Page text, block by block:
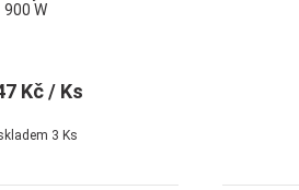
900 W
Kč/ Ks
3 Ks